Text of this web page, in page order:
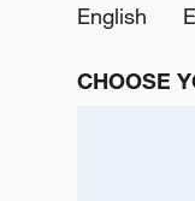
English
CHOOSE